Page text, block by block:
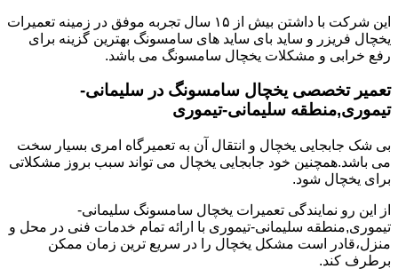
این شرکت با داشتن بیش از ۱۵ سال تجربه موفق در زمینه تعمیرات
یخچال فریزر و ساید بای ساید های سامسونگ بهترین گزینه برای
رفع خرابی و مشکلات یخچال سامسونگ می باشد.
تعمیر تخصصی یخچال سامسونگ در سلیمانی-
تیموری,منطقه سلیمانی-تیموری
بی شک جابجایی یخچال و انتقال آن به تعمیرگاه امری بسیار سخت
می باشد.همچنین خود جابجایی یخچال می تواند سبب بروز مشکلاتی
برای یخچال شود.
از این رو نمایندگی تعمیرات یخچال سامسونگ سلیمانی-
تیموری,منطقه سلیمانی-تیموری با ارائه تمام خدمات فنی در محل و
منزل،قادر است مشکل یخچال را در سریع ترین زمان ممکن
برطرف کند.